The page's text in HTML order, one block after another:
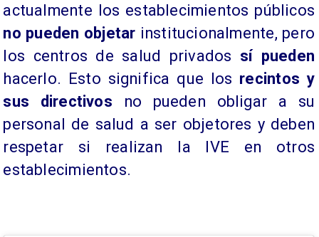
actualmente los establecimientos públicos
no pueden objetar institucionalmente, pero
los centros de salud privados sí pueden
hacerlo. Esto significa que los recintos y
sus directivos no pueden obligar a su
personal de salud a ser objetores y deben
respetar si realizan la IVE en otros
establecimientos.